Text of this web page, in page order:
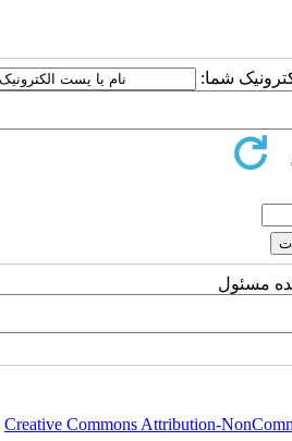
شما:
مسئول
Creative Commons Attribution-